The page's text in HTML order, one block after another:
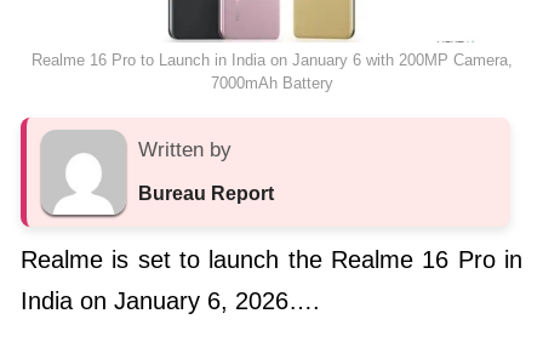
Realme 16 Pro to Launch in India on January 6 with 200MP Camera,
7000mAh Battery
Written by
Bureau Report
Realme is set to launch the Realme 16 Pro in
India on January 6, 2026….